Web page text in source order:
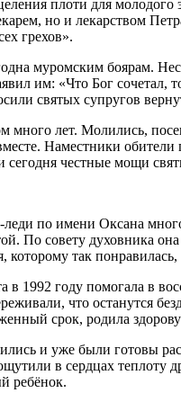
плоти для
но и лекарством
грехов».
муромским боярам.
им: «Что Бог сочетал,
святых супругов
много лет. Молились,
Наместники
сегодня честные мощи
по имени Оксана
По совету духовника
которому так
в 1992 году помогала в
что останутся
срок, родила
и уже были готовы
в сердцах теплоту
ребёнок.